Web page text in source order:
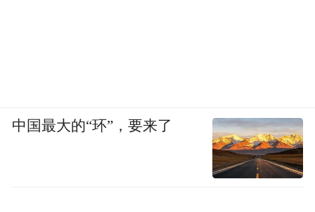
中国最大的“环”，要来了